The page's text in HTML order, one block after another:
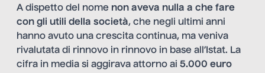
A dispetto del nome non aveva nulla a che fare
con gli utili della società, che negli ultimi anni
hanno avuto una crescita continua, ma veniva
rivalutata di rinnovo in rinnovo in base all’Istat. La
cifra in media si aggirava attorno ai 5.000 euro